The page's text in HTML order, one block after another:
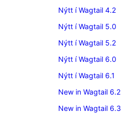
Nýtt í Wagtail 4.2
Nýtt í Wagtail 5.0
Nýtt í Wagtail 5.2
Nýtt í Wagtail 6.0
Nýtt í Wagtail 6.1
New in Wagtail 6.2
New in Wagtail 6.3